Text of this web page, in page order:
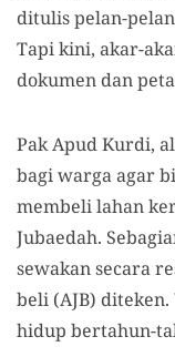
ditulis pelan-
Tapi kini, akar-
dokumen dan
Pak Apud Kurdi,
bagi warga agar
membeli lahan
Jubaedah.
sewakan secara
beli (AJB)
hidup bertahun-